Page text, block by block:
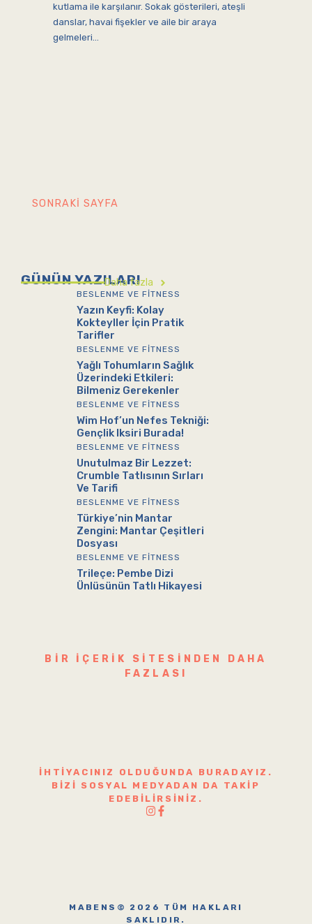
kutlama ile karşılanır. Sokak gösterileri, ateşli
danslar, havai fişekler ve aile bir araya
gelmeleri…
SONRAKI SAYFA
GÜNÜN YAZILARI
Daha fazla
BESLENME VE FITNESS
Yazın Keyfi: Kolay
Kokteyller İçin Pratik
Tarifler
BESLENME VE FITNESS
Yağlı Tohumların Sağlık
Üzerindeki Etkileri:
Bilmeniz Gerekenler
BESLENME VE FITNESS
Wim Hof’un Nefes Tekniği:
Gençlik Iksiri Burada!
BESLENME VE FITNESS
Unutulmaz Bir Lezzet:
Crumble Tatlısının Sırları
Ve Tarifi
BESLENME VE FITNESS
Türkiye’nin Mantar
Zengini: Mantar Çeşitleri
Dosyası
BESLENME VE FITNESS
Trileçe: Pembe Dizi
Ünlüsünün Tatlı Hikayesi
BIR IÇERIK SITESINDEN DAHA
FAZLASI
İHTIYACINIZ OLDUĞUNDA BURADAYIZ.
BIZI SOSYAL MEDYADAN DA TAKIP
EDEBILIRSINIZ.
MABENS© 2026 TÜM HAKLARI
SAKLIDIR.